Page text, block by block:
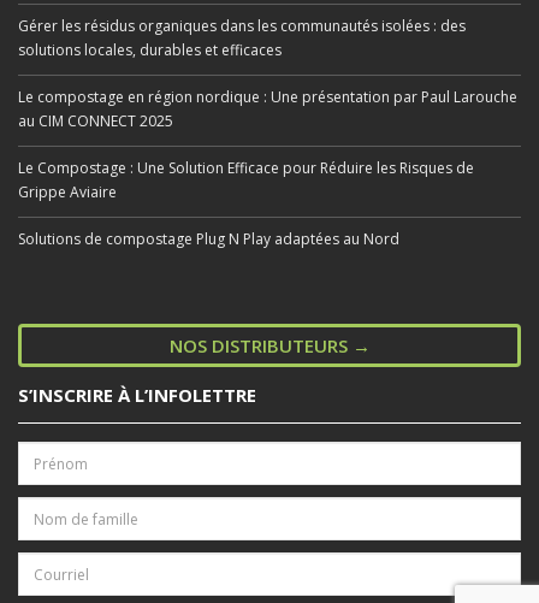
Gérer les résidus organiques dans les communautés isolées : des
solutions locales, durables et efficaces
Le compostage en région nordique : Une présentation par Paul Larouche
au CIM CONNECT 2025
Le Compostage : Une Solution Efficace pour Réduire les Risques de
Grippe Aviaire
Solutions de compostage Plug N Play adaptées au Nord
NOS DISTRIBUTEURS →
S’INSCRIRE À L’INFOLETTRE